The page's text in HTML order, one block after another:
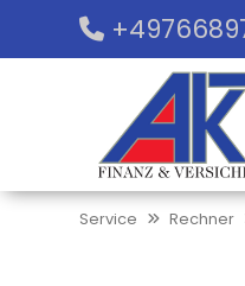
Service Rechner